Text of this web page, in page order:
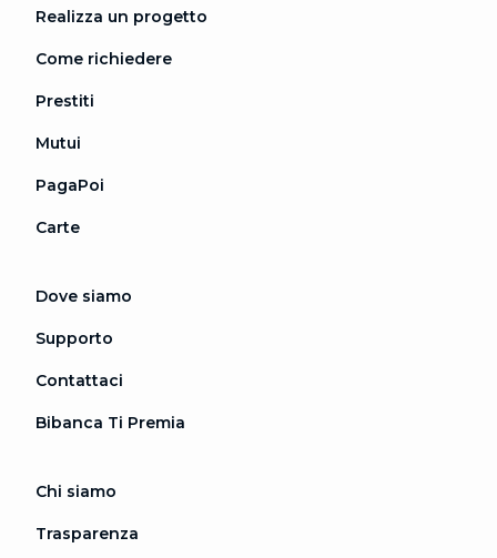
Realizza un progetto
Come richiedere
Prestiti
Mutui
PagaPoi
Carte
Dove siamo
Supporto
Contattaci
Bibanca Ti Premia
Chi siamo
Trasparenza